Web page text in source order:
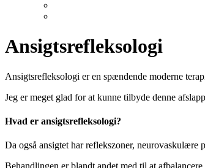
Ansigtsrefleksologi
Ansigtsrefleksologi er en spændende moderne
Jeg er meget glad for at kunne tilbyde denne
Hvad er ansigtsrefleksologi?
Da også ansigtet har reflekszoner, neurovaskulære